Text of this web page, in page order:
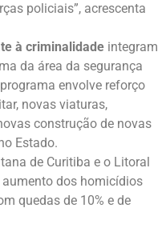
policiais”, acrescenta
à criminalidade integram
da área da segurança
envolve reforço
novas viaturas,
construção de novas
Estado.
de Curitiba e o Litoral
dos homicídios
quedas de 10% e de